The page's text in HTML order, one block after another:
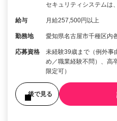
セキュリティシステムは
給与 月給257,500円以上
勤務地 愛知県名古屋市千種区内
応募資格
未経験39歳まで（例外事
め／職業経験不問）、
限定可）
後で見る